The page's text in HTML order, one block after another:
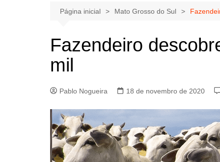
Página inicial Mato Grosso do Sul
Fazendeiro
mil
Pablo Nogueira 18 de novembro de 2020